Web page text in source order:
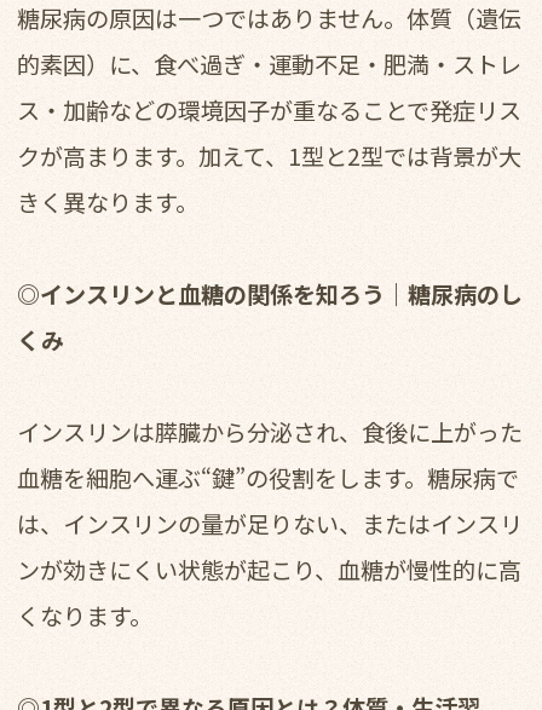
糖尿病の原因は一つではありません。体質（遺伝
的素因）に、食べ過ぎ・運動不足・肥満・ストレ
ス・加齢などの環境因子が重なることで発症リス
クが高まります。加えて、1型と2型では背景が大
きく異なります。
◎インスリンと血糖の関係を知ろう｜糖尿病のし
くみ
インスリンは膵臓から分泌され、食後に上がった
血糖を細胞へ運ぶ“鍵”の役割をします。糖尿病で
は、インスリンの量が足りない、またはインスリ
ンが効きにくい状態が起こり、血糖が慢性的に高
くなります。